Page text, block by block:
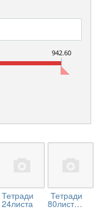
942.60
Тетради
24листа
Тетради
80листов.